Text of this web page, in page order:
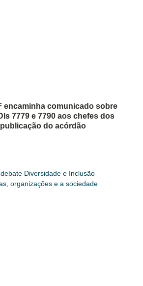
encaminha comunicado sobre
7779 e 7790 aos chefes dos
do acórdão